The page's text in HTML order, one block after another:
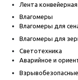
Лента
Влагомеры
Влагомеры для
Влагомеры для
Светотехника
Аварийное и